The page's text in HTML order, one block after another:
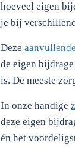
hoeveel eigen
je bij
Deze
de eigen
is. De meeste
In onze handige
deze eigen
én het